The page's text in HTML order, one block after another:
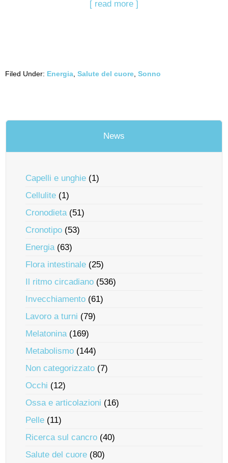
[ read more ]
Filed Under: Energia Salute del cuore Sonno
News
Capelli e unghie (1)
Cellulite (1)
Cronodieta(51)
Cronotipo (53)
Energia(63)
Flora intestinale (25)
Il ritmo circadiano (536)
Invecchiamento (61)
Lavoro a turni (79)
Melatonina(169)
Metabolismo (144)
Non categorizzato (7)
Occhi (12)
Ossa e articolazioni (16)
Pelle (11)
Ricerca sul cancro (40)
Salute del cuore (80)